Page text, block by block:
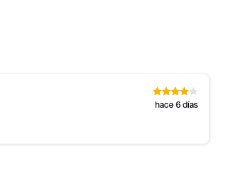
hace 6 días